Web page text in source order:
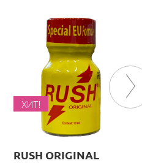
ХИТ!
RUSH ORIGINAL